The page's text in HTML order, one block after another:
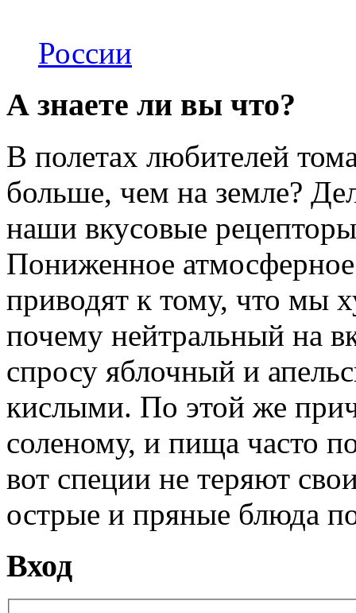
России
А знаете ли вы что?
В полетах любителей
больше, чем на земле?
наши вкусовые
Пониженное
приводят к тому, что мы
почему нейтральный на
спросу яблочный и
кислыми. По этой же
соленому, и пища часто
вот специи не теряют
острые и пряные блюда
Вход